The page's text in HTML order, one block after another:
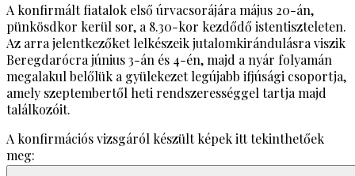
A konfirmált fiatalok első úrvacsorájára május 20-án,
pünkösdkor kerül sor, a 8.30-kor kezdődő istentiszteleten.
Az arra jelentkezőket lelkészeik jutalomkirándulásra viszik
Beregdarócra június 3-án és 4-én, majd a nyár folyamán
megalakul belőlük a gyülekezet legújabb ifjúsági csoportja,
amely szeptembertől heti rendszerességgel tartja majd
találkozóit.
A konfirmációs vizsgáról készült képek itt tekinthetőek
meg: